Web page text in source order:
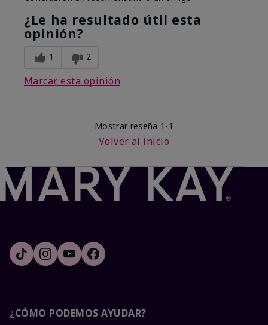
¿Le ha resultado útil esta
opinión?
1 2
Marcar esta opinión
Mostrar reseña 1-1
Volver al inicio
¿CÓMO PODEMOS AYUDAR?